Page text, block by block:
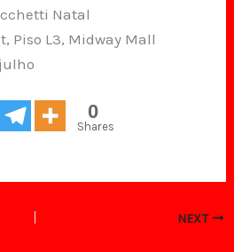
Natal
Piso L3, Midway Mall
0
Shares
NEXT